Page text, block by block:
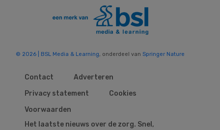
© 2026 | BSL Media & Learning , onderdeel van Springer Nature
Contact
Adverteren
Privacy statement
Cookies
Voorwaarden
Het laatste nieuws over de zorg. Snel,